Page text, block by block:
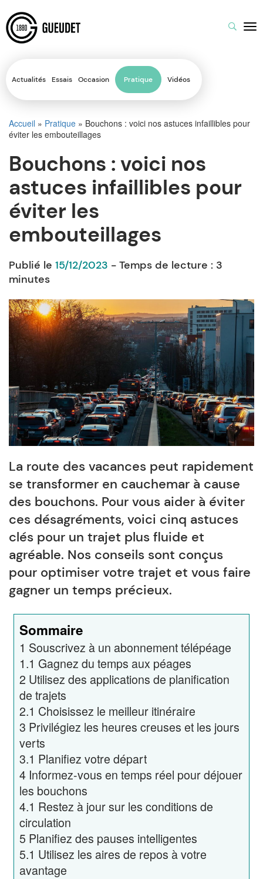
Actualités Essais Occasion Pratique Vidéos
Accueil » Pratique » Bouchons : voici nos astuces infaillibles pour
éviter les embouteillages
Bouchons : voici nos
astuces infaillibles pour
éviter les
embouteillages
Publié le 15/12/2023 - Temps de lecture : 3
minutes
La route des vacances peut rapidement
se transformer en cauchemar à cause
des bouchons. Pour vous aider à éviter
ces désagréments, voici cinq astuces
clés pour un trajet plus fluide et
agréable. Nos conseils sont conçus
pour optimiser votre trajet et vous faire
gagner un temps précieux.
Sommaire
1 Souscrivez à un abonnement télépéage
1.1 Gagnez du temps aux péages
2 Utilisez des applications de planification
de trajets
2.1 Choisissez le meilleur itinéraire
3 Privilégiez les heures creuses et les jours
verts
3.1 Planifiez votre départ
4 Informez-vous en temps réel pour déjouer
les bouchons
4.1 Restez à jour sur les conditions de
circulation
5 Planifiez des pauses intelligentes
5.1 Utilisez les aires de repos à votre
avantage